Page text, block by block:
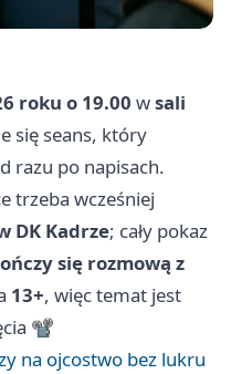
roku o 19.00 wsali
się seans, który
razu po napisach.
trzeba wcześniej
DK Kadrze; cały pokaz
się rozmową z
13+, więc temat jest
📽️
na ojcostwo bez lukru